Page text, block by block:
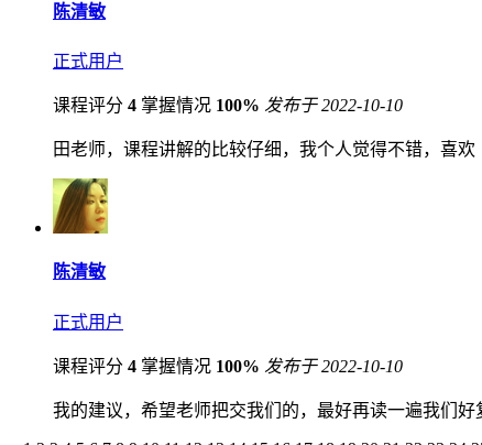
陈清敏
正式用户
课程评分 4 掌握情况 100% 发布于 2022-10-10
田老师，课程讲解的比较仔细，我个人觉得不错，喜欢
陈清敏
正式用户
课程评分 4 掌握情况 100% 发布于 2022-10-10
我的建议，希望老师把交我们的，最好再读一遍我们